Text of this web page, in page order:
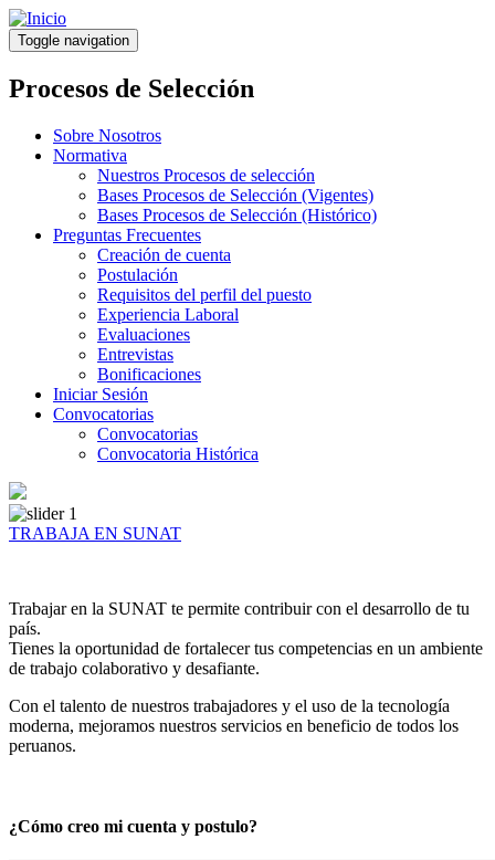
Pasar
al
contenido
principal
Toggle navigation
Procesos de Selección
Sobre Nosotros
Normativa
Nuestros Procesos de selección
Bases Procesos de Selección (Vigentes)
Bases Procesos de Selección (Histórico)
Preguntas Frecuentes
Creación de cuenta
Postulación
Requisitos del perfil del puesto
Experiencia Laboral
Evaluaciones
Entrevistas
Bonificaciones
Iniciar Sesión
Convocatorias
Convocatorias
Convocatoria Histórica
TRABAJA EN SUNAT
Trabajar en la SUNAT te permite contribuir con el desarrollo de tu
país.
Tienes la oportunidad de fortalecer tus competencias en un ambiente
de trabajo colaborativo y desafiante.
Con el talento de nuestros trabajadores y el uso de la tecnología
moderna, mejoramos nuestros servicios en beneficio de todos los
peruanos.
¿Cómo creo mi cuenta y postulo?